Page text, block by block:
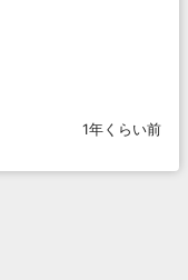
1年くらい前